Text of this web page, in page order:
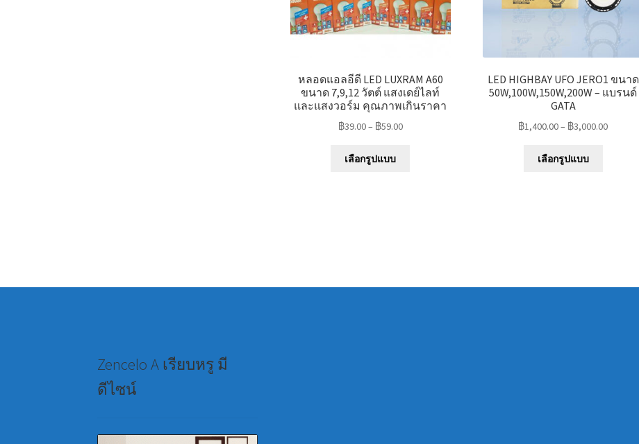
หลอดแอลอีดี LED LUXRAM A60
ขนาด 7,9,12 วัตต์ แสงเดย์ไลท์
และแสงวอร์ม คุณภาพเกินราคา
฿39.00– ฿59.00
เลือกรูปแบบ
chosen
LED HIGHBAY UFO JERO1 ขนาด
50W,100W,150W,200W – แบรนด์
GATA
฿1,400.00– ฿3,000.00
เลือกรูปแบบ
chosen
Zencelo A เรียบหรู มี
ดีไซน์